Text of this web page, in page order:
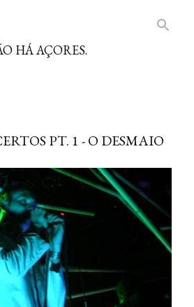
HÁ AÇORES.
PT. 1 - O DESMAIO